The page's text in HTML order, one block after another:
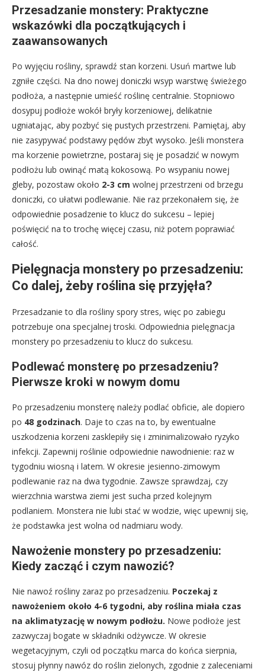
Przesadzanie monstery: Praktyczne
wskazówki dla początkujących i
zaawansowanych
Po wyjęciu rośliny, sprawdź stan korzeni. Usuń martwe lub
zgniłe części. Na dno nowej doniczki wsyp warstwę świeżego
podłoża, a następnie umieść roślinę centralnie. Stopniowo
dosypuj podłoże wokół bryły korzeniowej, delikatnie
ugniatając, aby pozbyć się pustych przestrzeni. Pamiętaj, aby
nie zasypywać podstawy pędów zbyt wysoko. Jeśli monstera
ma korzenie powietrzne, postaraj się je posadzić w nowym
podłożu lub owinąć matą kokosową. Po wsypaniu nowej
gleby, pozostaw około 2-3 cm wolnej przestrzeni od brzegu
doniczki, co ułatwi podlewanie. Nie raz przekonałem się, że
odpowiednie posadzenie to klucz do sukcesu – lepiej
poświęcić na to trochę więcej czasu, niż potem poprawiać
całość.
Pielęgnacja monstery po przesadzeniu:
Co dalej, żeby roślina się przyjęła?
Przesadzanie to dla rośliny spory stres, więc po zabiegu
potrzebuje ona specjalnej troski. Odpowiednia pielęgnacja
monstery po przesadzeniu to klucz do sukcesu.
Podlewać monsterę po przesadzeniu?
Pierwsze kroki w nowym domu
Po przesadzeniu monsterę należy podlać obficie, ale dopiero
po 48 godzinach. Daje to czas na to, by ewentualne
uszkodzenia korzeni zasklepiły się i zminimalizowało ryzyko
infekcji. Zapewnij roślinie odpowiednie nawodnienie: raz w
tygodniu wiosną i latem. W okresie jesienno-zimowym
podlewanie raz na dwa tygodnie. Zawsze sprawdzaj, czy
wierzchnia warstwa ziemi jest sucha przed kolejnym
podlaniem. Monstera nie lubi stać w wodzie, więc upewnij się,
że podstawka jest wolna od nadmiaru wody.
Nawożenie monstery po przesadzeniu:
Kiedy zacząć i czym nawozić?
Nie nawoź rośliny zaraz po przesadzeniu. Poczekaj z
nawożeniem około 4-6 tygodni, aby roślina miała czas
na aklimatyzację w nowym podłożu. Nowe podłoże jest
zazwyczaj bogate w składniki odżywcze. W okresie
wegetacyjnym, czyli od początku marca do końca sierpnia,
stosuj płynny nawóz do roślin zielonych, zgodnie z zaleceniami